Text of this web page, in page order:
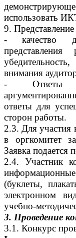
использовать
9.
- качество
представления
внимания
- Ответы
ответы для
сторон работы.
2.3. Для участия
в оргкомитет
Заявка подается
2.4. Участник
(буклеты,
электронном
учебно-
3. Проведение
3.1. Конкурс